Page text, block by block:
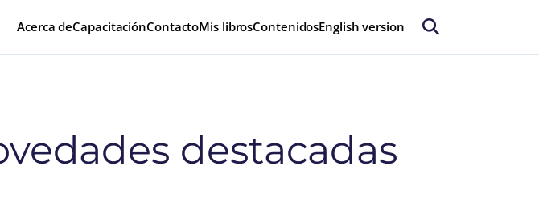
Acerca deCapacitaciónContactoMis librosContenidosEnglish version
destacadas